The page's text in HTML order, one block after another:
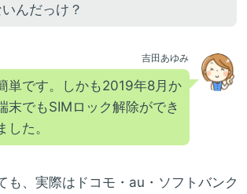
んだっけ？
吉田あゆみ
単です。しかも2019年8月か
末でもSIMロック解除ができ
した。
も、実際はドコモ・au・ソフトバンク